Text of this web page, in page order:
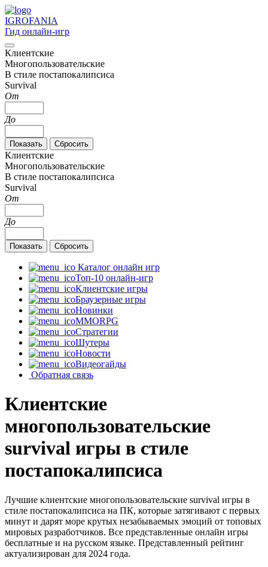
IGROFANIA
Гид онлайн-игр
Клиентские
Многопользовательские
В стиле постапокалипсиса
Survival
От
До
Клиентские
Многопользовательские
В стиле постапокалипсиса
Survival
От
До
Каталог онлайн игр
Топ-10 онлайн-игр
Клиентские игры
Браузерные игры
Новинки
MMORPG
Стратегии
Шутеры
Новости
Видеогайды
Обратная связь
Клиентские
многопользовательские
survival игры в стиле
постапокалипсиса
Лучшие клиентские многопользовательские survival игры в
стиле постапокалипсиса на ПК, которые затягивают с первых
минут и дарят море крутых незабываемых эмоций от топовых
мировых разработчиков. Все представленные онлайн игры
бесплатные и на русском языке. Представленный рейтинг
актуализирован для 2024 года.